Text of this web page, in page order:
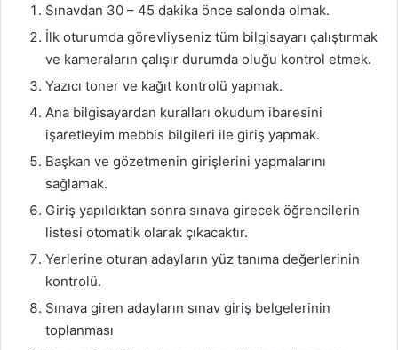
Sınavdan 30 – 45 dakika önce salonda olmak.
İlk oturumda görevliyseniz tüm bilgisayarı çalıştırmak
ve kameraların çalışır durumda oluğu kontrol etmek.
Yazıcı toner ve kağıt kontrolü yapmak.
Ana bilgisayardan kuralları okudum ibaresini
işaretleyim mebbis bilgileri ile giriş yapmak.
Başkan ve gözetmenin girişlerini yapmalarını
sağlamak.
Giriş yapıldıktan sonra sınava girecek öğrencilerin
listesi otomatik olarak çıkacaktır.
Yerlerine oturan adayların yüz tanıma değerlerinin
kontrolü.
Sınava giren adayların sınav giriş belgelerinin
toplanması